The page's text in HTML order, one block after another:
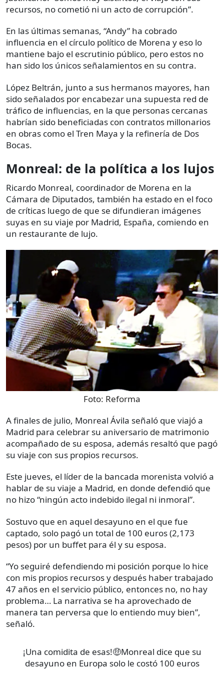
recursos, no cometió ni un acto de corrupción”.
En las últimas semanas, “Andy” ha cobrado
influencia en el círculo político de Morena y eso lo
mantiene bajo el escrutinio público, pero estos no
han sido los únicos señalamientos en su contra.
López Beltrán, junto a sus hermanos mayores, han
sido señalados por encabezar una supuesta red de
tráfico de influencias, en la que personas cercanas
habrían sido beneficiadas con contratos millonarios
en obras como el Tren Maya y la refinería de Dos
Bocas.
Monreal: de la política a los lujos
Ricardo Monreal, coordinador de Morena en la
Cámara de Diputados, también ha estado en el foco
de críticas luego de que se difundieran imágenes
suyas en su viaje por Madrid, España, comiendo en
un restaurante de lujo.
Foto: Reforma
A finales de julio, Monreal Ávila señaló que viajó a
Madrid para celebrar su aniversario de matrimonio
acompañado de su esposa, además resaltó que pagó
su viaje con sus propios recursos.
Este jueves, el líder de la bancada morenista volvió a
hablar de su viaje a Madrid, en donde defendió que
no hizo “ningún acto indebido ilegal ni inmoral”.
Sostuvo que en aquel desayuno en el que fue
captado, solo pagó un total de 100 euros (2,173
pesos) por un buffet para él y su esposa.
“Yo seguiré defendiendo mi posición porque lo hice
con mis propios recursos y después haber trabajado
47 años en el servicio público, entonces no, no hay
problema… La narrativa se ha aprovechado de
manera tan perversa que lo entiendo muy bien”,
señaló.
¡Una comidita de esas!🤑Monreal dice que su
desayuno en Europa solo le costó 100 euros